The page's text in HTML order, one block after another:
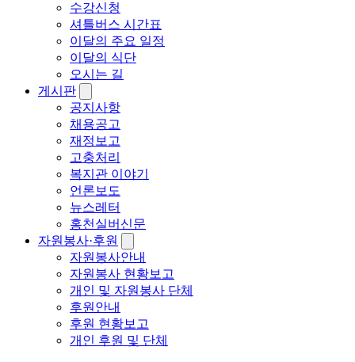
수강신청
셔틀버스 시간표
이달의 주요 일정
이달의 식단
오시는 길
게시판
공지사항
채용공고
재정보고
고충처리
복지관 이야기
언론보도
뉴스레터
홍천실버신문
자원봉사·후원
자원봉사안내
자원봉사 현황보고
개인 및 자원봉사 단체
후원안내
후원 현황보고
개인 후원 및 단체